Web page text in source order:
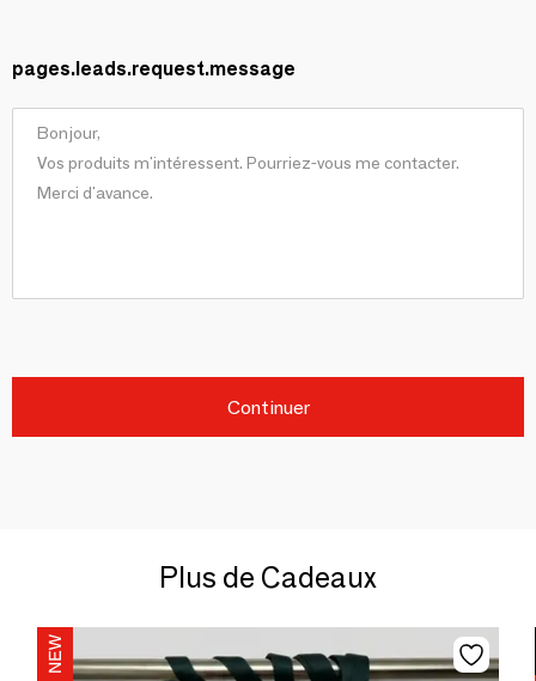
pages.leads.request.message
Continuer
Plus de Cadeaux